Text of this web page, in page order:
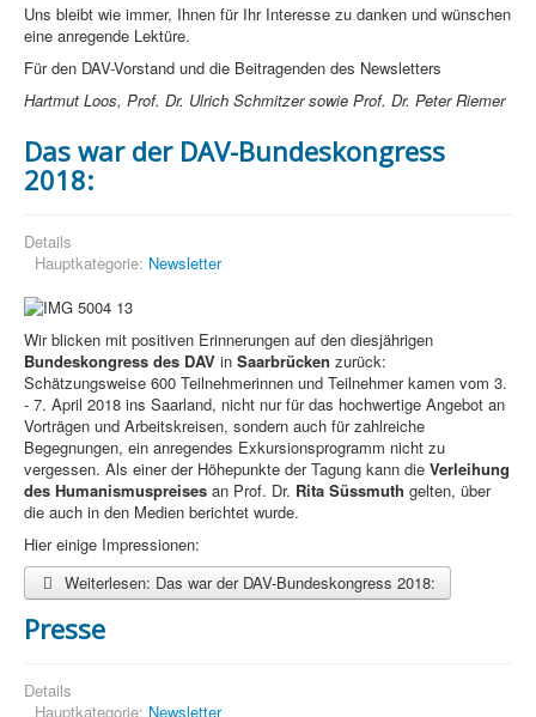
Uns bleibt wie immer, Ihnen für Ihr Interesse zu danken und wünschen
eine anregende Lektüre.
Für den DAV-Vorstand und die Beitragenden des Newsletters
Hartmut Loos, Prof. Dr. Ulrich Schmitzer sowie Prof. Dr. Peter Riemer
Das war der DAV-Bundeskongress
2018:
Details
Hauptkategorie: Newsletter
Wir blicken mit positiven Erinnerungen auf den diesjährigen
Bundeskongress des DAV in Saarbrücken zurück:
Schätzungsweise 600 Teilnehmerinnen und Teilnehmer kamen vom 3.
- 7. April 2018 ins Saarland, nicht nur für das hochwertige Angebot an
Vorträgen und Arbeitskreisen, sondern auch für zahlreiche
Begegnungen, ein anregendes Exkursionsprogramm nicht zu
vergessen. Als einer der Höhepunkte der Tagung kann die Verleihung
des Humanismuspreises an Prof. Dr. Rita Süssmuth gelten, über
die auch in den Medien berichtet wurde.
Hier einige Impressionen:
Weiterlesen: Das war der DAV-Bundeskongress 2018:
Presse
Details
Hauptkategorie: Newsletter